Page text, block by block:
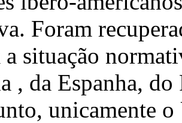
Foram
a situação
, da Espanha,
unicamente o